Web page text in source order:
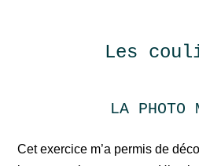
Les
LA PHOTO
Cet exercice m’a permis de